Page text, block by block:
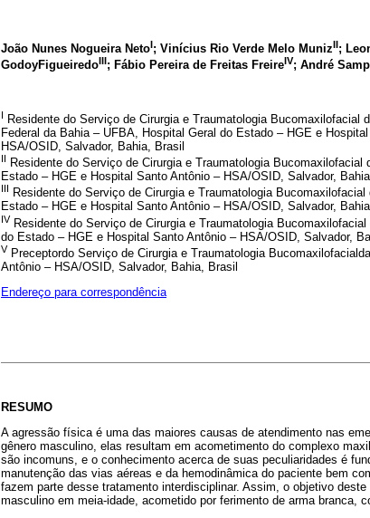
João Nunes Nogueira NetoI; Vinícius Rio Verde Melo MunizII;
GodoyFigueiredoIII; Fábio Pereira de Freitas FreireIV; André
I Residente do Serviço de Cirurgia e Traumatologia Bucomaxilofacial
Federal da Bahia – UFBA, Hospital Geral do Estado – HGE e
HSA/OSID, Salvador, Bahia, Brasil
II Residente do Serviço de Cirurgia e Traumatologia
Estado – HGE e Hospital Santo Antônio – HSA/OSID, Salvador,
III Residente do Serviço de Cirurgia e Traumatologia
Estado – HGE e Hospital Santo Antônio – HSA/OSID, Salvador,
IV Residente do Serviço de Cirurgia e Traumatologia
do Estado – HGE e Hospital Santo Antônio – HSA/OSID, Salvador,
V Preceptordo Serviço de Cirurgia e Traumatologia
Antônio – HSA/OSID, Salvador, Bahia, Brasil
Endereço para correspondência
RESUMO
A agressão física é uma das maiores causas de atendimento nas
gênero masculino, elas resultam em acometimento do complexo
são incomuns, e o conhecimento acerca de suas peculiaridades é
manutenção das vias aéreas e da hemodinâmica do paciente bem
fazem parte desse tratamento interdisciplinar. Assim, o objetivo
masculino em meia-idade, acometido por ferimento de arma branca,